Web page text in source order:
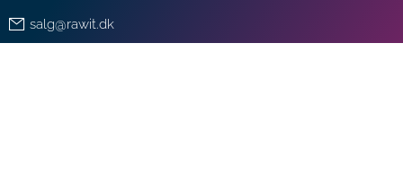
salg@rawit.dk